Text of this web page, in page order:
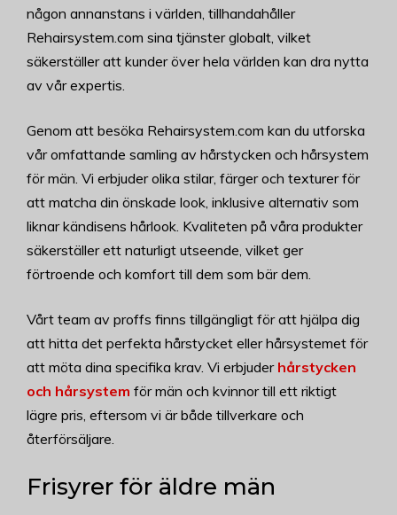
någon annanstans i världen, tillhandahåller
Rehairsystem.com sina tjänster globalt, vilket
säkerställer att kunder över hela världen kan dra nytta
av vår expertis.
Genom att besöka Rehairsystem.com kan du utforska
vår omfattande samling av hårstycken och hårsystem
för män. Vi erbjuder olika stilar, färger och texturer för
att matcha din önskade look, inklusive alternativ som
liknar kändisens hårlook. Kvaliteten på våra produkter
säkerställer ett naturligt utseende, vilket ger
förtroende och komfort till dem som bär dem.
Vårt team av proffs finns tillgängligt för att hjälpa dig
att hitta det perfekta hårstycket eller hårsystemet för
att möta dina specifika krav. Vi erbjuder hårstycken
och hårsystem för män och kvinnor till ett riktigt
lägre pris, eftersom vi är både tillverkare och
återförsäljare.
Frisyrer för äldre män